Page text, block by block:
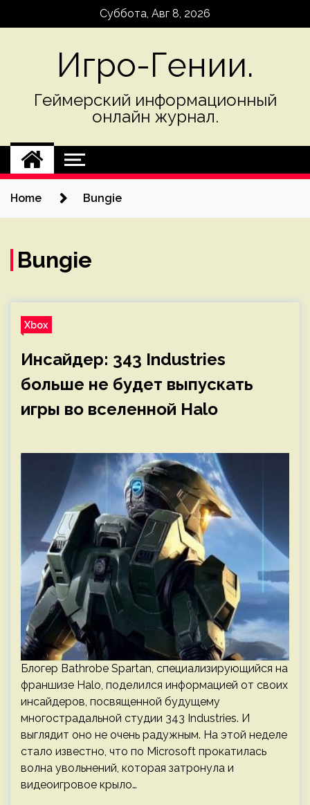
Суббота, Авг 8, 2026
Игро-Гении.
Геймерский информационный
онлайн журнал.
Home Bungie
Bungie
Xbox
Инсайдер: 343 Industries
больше не будет выпускать
игры во вселенной Halo
Блогер Bathrobe Spartan, специализирующийся на
франшизе Halo, поделился информацией от своих
инсайдеров, посвященной будущему
многострадальной студии 343 Industries. И
выглядит оно не очень радужным. На этой неделе
стало известно, что по Microsoft прокатилась
волна увольнений, которая затронула и
видеоигровое крыло…